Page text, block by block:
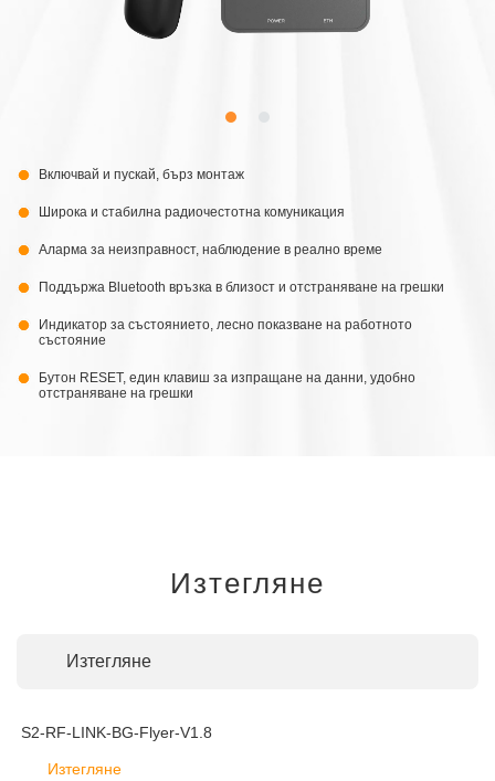
Включвай и пускай, бърз монтаж
Широка и стабилна радиочестотна комуникация
Аларма за неизправност, наблюдение в реално време
Поддържа Bluetooth връзка в близост и отстраняване на грешки
Индикатор за състоянието, лесно показване на работното
състояние
Бутон RESET, един клавиш за изпращане на данни, удобно
отстраняване на грешки
Изтегляне
Изтегляне
S2-RF-LINK-BG-Flyer-V1.8
Изтегляне